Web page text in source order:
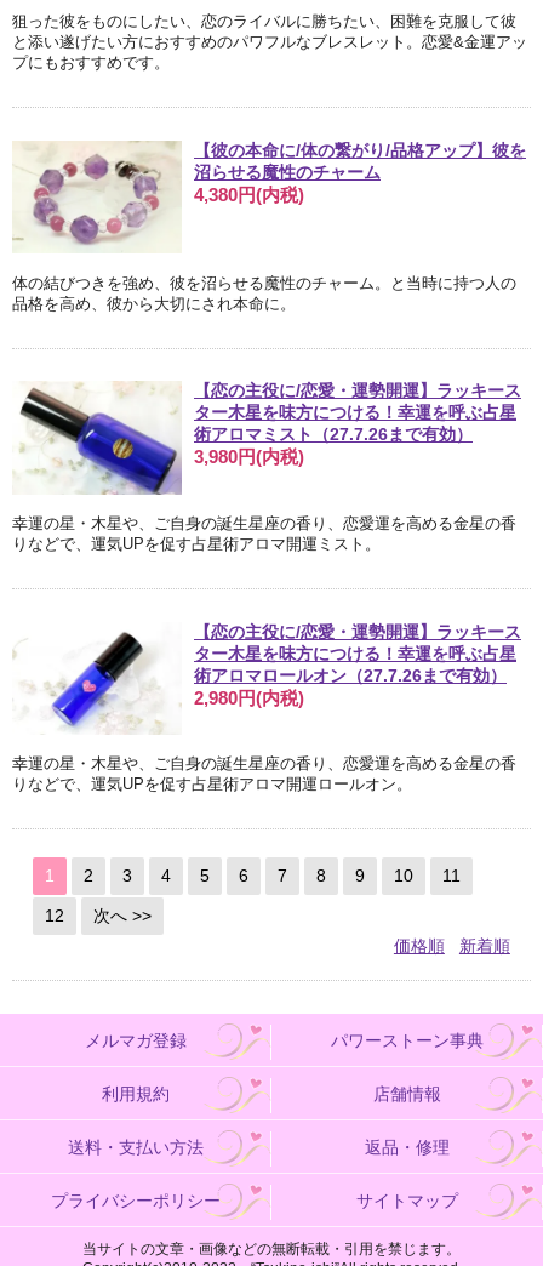
狙った彼をものにしたい、恋のライバルに勝ちたい、困難を克服して彼
と添い遂げたい方におすすめのパワフルなブレスレット。恋愛&金運アッ
プにもおすすめです。
【彼の本命に/体の繋がり/品格アップ】彼を
沼らせる魔性のチャーム
4,380円(内税)
体の結びつきを強め、彼を沼らせる魔性のチャーム。と当時に持つ人の
品格を高め、彼から大切にされ本命に。
【恋の主役に/恋愛・運勢開運】ラッキース
ター木星を味方につける！幸運を呼ぶ占星
術アロマミスト（27.7.26まで有効）
3,980円(内税)
幸運の星・木星や、ご自身の誕生星座の香り、恋愛運を高める金星の香
りなどで、運気UPを促す占星術アロマ開運ミスト。
【恋の主役に/恋愛・運勢開運】ラッキース
ター木星を味方につける！幸運を呼ぶ占星
術アロマロールオン（27.7.26まで有効）
2,980円(内税)
幸運の星・木星や、ご自身の誕生星座の香り、恋愛運を高める金星の香
りなどで、運気UPを促す占星術アロマ開運ロールオン。
1 2 3 4 5 6 7 8 9 10 11
12
次へ >>
価格順
新着順
メルマガ登録 パワーストーン事典
利用規約 店舗情報
送料・支払い方法 返品・修理
プライバシーポリシー サイトマップ
当サイトの文章・画像などの無断転載・引用を禁じます。